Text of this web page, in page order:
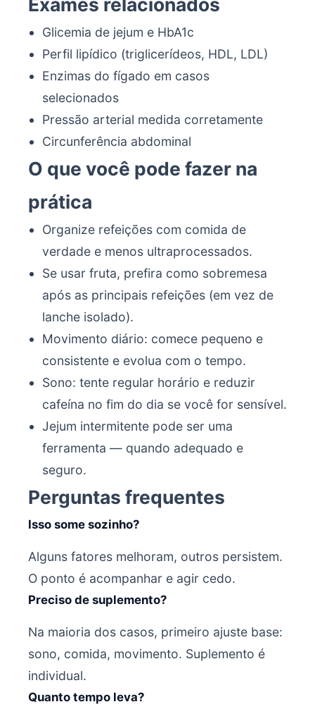
Glicemia de jejum e HbA1c
Perfil lipídico (triglicerídeos, HDL, LDL)
Enzimas do fígado em casos
selecionados
Pressão arterial medida corretamente
Circunferência abdominal
O que você pode fazer na
prática
Organize refeições com comida de
verdade e menos ultraprocessados.
Se usar fruta, prefira como sobremesa
após as principais refeições (em vez de
lanche isolado).
Movimento diário: comece pequeno e
consistente e evolua com o tempo.
Sono: tente regular horário e reduzir
cafeína no fim do dia se você for sensível.
Jejum intermitente pode ser uma
ferramenta — quando adequado e
seguro.
Perguntas frequentes
Isso some sozinho?
Alguns fatores melhoram, outros persistem.
O ponto é acompanhar e agir cedo.
Preciso de suplemento?
Na maioria dos casos, primeiro ajuste base:
sono, comida, movimento. Suplemento é
individual.
Quanto tempo leva?